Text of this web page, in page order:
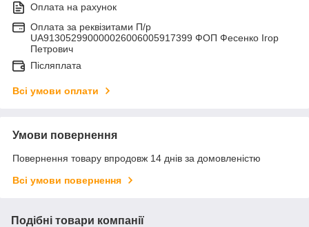
Оплата на рахунок
Оплата за реквізитами П/р
UA913052990000026006005917399 ФОП Фесенко Ігор
Петрович
Післяплата
Всі умови оплати
Умови повернення
Повернення товару впродовж 14 днів за домовленістю
Всі умови повернення
Подібні товари компанії